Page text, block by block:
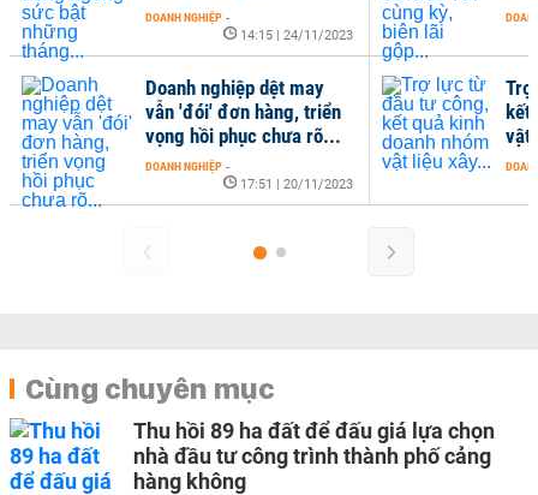
DOANH NGHIỆP -
14:15 | 24/11/2023
Doanh nghiệp dệt may
vẫn 'đói' đơn hàng, triển
vọng hồi phục chưa rõ...
DOANH NGHIỆP -
17:51 | 20/11/2023
Trợ
kết
vật
Cùng chuyên mục
Thu hồi 89 ha đất để đấu giá lựa chọn
nhà đầu tư công trình thành phố cảng
hàng không